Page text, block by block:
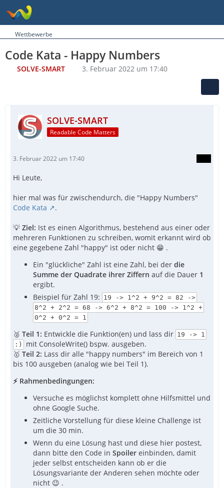
Wettbewerbe
Code Kata - Happy Numbers
SOLVE-SMART 3. Februar 2022 um 17:40
SOLVE-SMART
Readable Code Matters
3. Februar 2022 um 17:40
Hi Leute,
hier mal was für zwischendurch, die "Happy Numbers"
Code Kata
.
💡 Ziel: Ist es einen Algorithmus, bestehend aus einer oder
mehreren Funktionen zu schreiben, womit erkannt wird ob
eine gegebene Zahl "happy" ist oder nicht 😁 .
Ein "glückliche" Zahl ist eine Zahl, bei der die
Summe der Quadrate ihrer Ziffern auf die Dauer 1
ergibt.
Beispiel für Zahl 19: 19 -> 1^2 + 9^2 = 82 ->
8^2 + 2^2 = 68 -> 6^2 + 8^2 = 100 -> 1^2 +
0^2 + 0^2 = 1
🥈 Teil 1: Entwickle die Funktion(en) und lass dir 19 -> 1
:)
mit ConsoleWrite() bspw. ausgeben.
🥇 Teil 2: Lass dir alle "happy numbers" im Bereich von 1
bis 100 ausgeben (analog wie bei Teil 1).
⚡ Rahmenbedingungen:
Versuche es möglichst komplett ohne Hilfsmittel und
ohne Google Suche.
Zeitliche Vorstellung für diese kleine Challenge ist
um die 30 min.
Wenn du eine Lösung hast und diese hier postest,
dann bitte den Code in Spoiler einbinden, damit
jeder selbst entscheiden kann ob er die
Lösungsvariante der Anderen sehen möchte oder
nicht 😉 .